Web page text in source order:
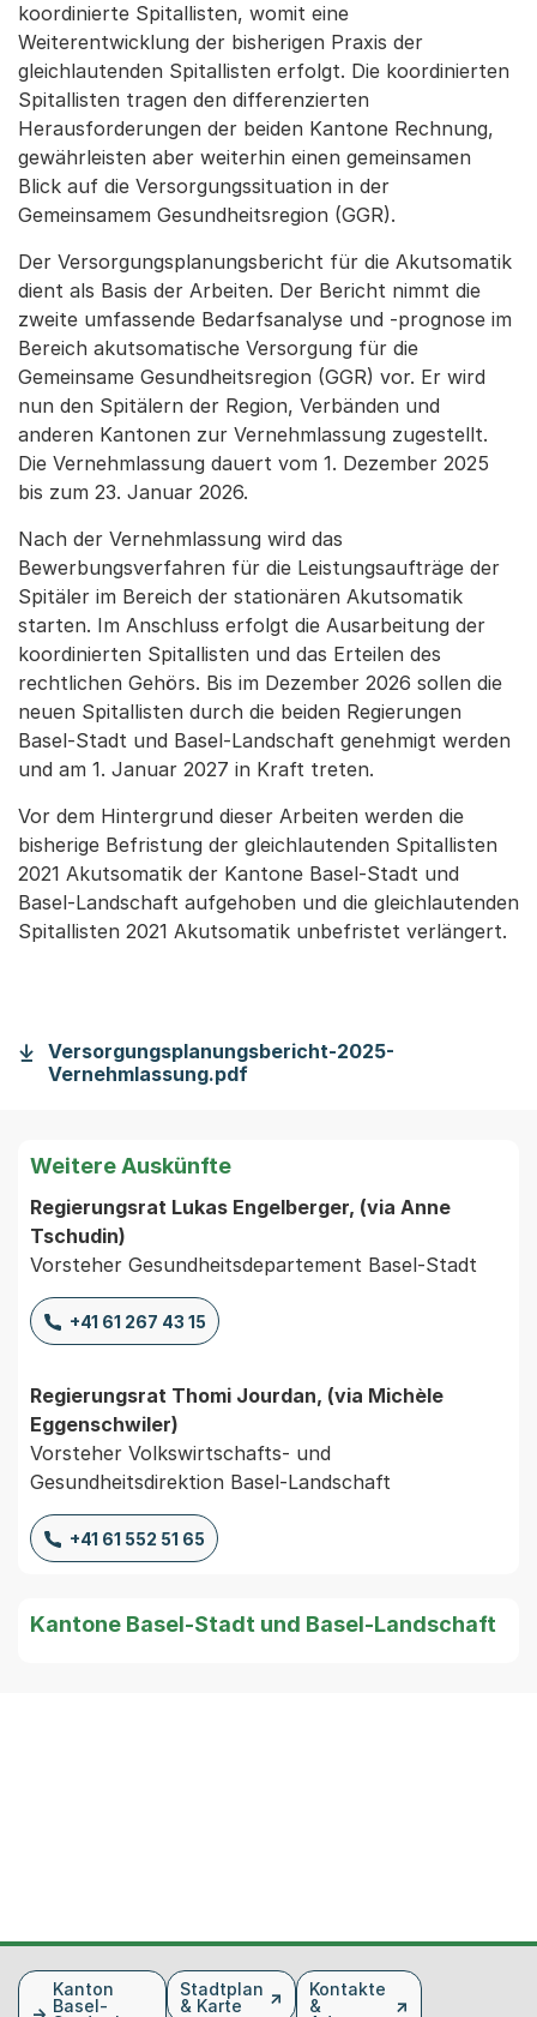
koordinierte Spitallisten, womit eine
Weiterentwicklung der bisherigen Praxis der
gleichlautenden Spitallisten erfolgt. Die koordinierten
Spitallisten tragen den differenzierten
Herausforderungen der beiden Kantone Rechnung,
gewährleisten aber weiterhin einen gemeinsamen
Blick auf die Versorgungssituation in der
Gemeinsamem Gesundheitsregion (GGR).
Der Versorgungsplanungsbericht für die Akutsomatik
dient als Basis der Arbeiten. Der Bericht nimmt die
zweite umfassende Bedarfsanalyse und -prognose im
Bereich akutsomatische Versorgung für die
Gemeinsame Gesundheitsregion (GGR) vor. Er wird
nun den Spitälern der Region, Verbänden und
anderen Kantonen zur Vernehmlassung zugestellt.
Die Vernehmlassung dauert vom 1. Dezember 2025
bis zum 23. Januar 2026.
Nach der Vernehmlassung wird das
Bewerbungsverfahren für die Leistungsaufträge der
Spitäler im Bereich der stationären Akutsomatik
starten. Im Anschluss erfolgt die Ausarbeitung der
koordinierten Spitallisten und das Erteilen des
rechtlichen Gehörs. Bis im Dezember 2026 sollen die
neuen Spitallisten durch die beiden Regierungen
Basel-Stadt und Basel-Landschaft genehmigt werden
und am 1. Januar 2027 in Kraft treten.
Vor dem Hintergrund dieser Arbeiten werden die
bisherige Befristung der gleichlautenden Spitallisten
2021 Akutsomatik der Kantone Basel-Stadt und
Basel-Landschaft aufgehoben und die gleichlautenden
Spitallisten 2021 Akutsomatik unbefristet verlängert.
Versorgungsplanungsbericht-2025-
Vernehmlassung.pdf
Weitere Auskünfte
Regierungsrat Lukas Engelberger, (via Anne
Tschudin)
Vorsteher Gesundheitsdepartement Basel-Stadt
+41 61 267 43 15
Regierungsrat Thomi Jourdan, (via Michèle
Eggenschwiler)
Vorsteher Volkswirtschafts- und
Gesundheitsdirektion Basel-Landschaft
+41 61 552 51 65
Kantone Basel-Stadt und Basel-Landschaft
FusszeileKanton
Basel-
Stadtplan
& Karte
Kontakte
&